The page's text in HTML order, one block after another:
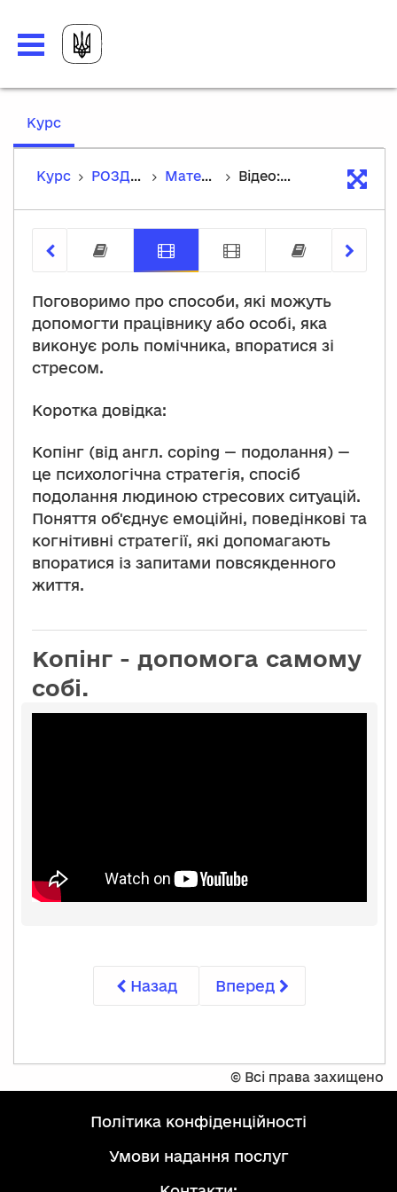
Курс,
Курс
РОЗДІЛ 4. Психологічний добробут на роботі та професіоналізм Матеріали теми Відео: Копінг - допомога самому собі.
Професіоналізм
Відео: Копінг -Відеоінтерв'ю:
Поговоримо про способи, які можуть
допомогти працівнику або особі, яка
виконує роль помічника, впоратися зі
стресом.
Коротка довідка:
Копінг (від англ. coping — подолання) —
це психологічна стратегія, спосіб
подолання людиною стресових ситуацій.
Поняття об'єднує емоційні, поведінкові та
когнітивні стратегії, які допомагають
впоратися із запитами повсякденного
життя.
Копінг - допомога самому
собі.
Назад Вперед
© Всі права захищено
політика конфіденційності
умови надання послуг